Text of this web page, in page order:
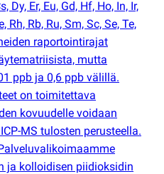
Dy, Er, Eu, Gd, Hf, Ho, In, Ir,
Rh, Rb, Ru, Sm, Sc, Se, Te,
raportointirajat
mutta
ppb ja 0,6 ppb välillä.
on toimitettava
kovuudelle voidaan
MS tulosten perusteella.
ja kolloidisen piidioksidin